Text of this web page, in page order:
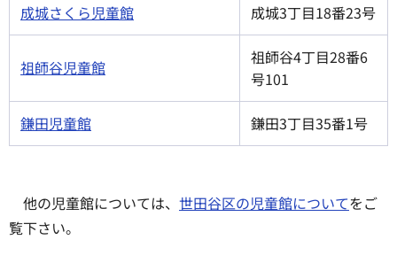
成城さくら児童館 成城3丁目18番23号
祖師谷児童館
祖師谷4丁目28番6
号101
鎌田児童館 鎌田3丁目35番1号
他の児童館については、 世田谷区の児童館についてをご
覧下さい。